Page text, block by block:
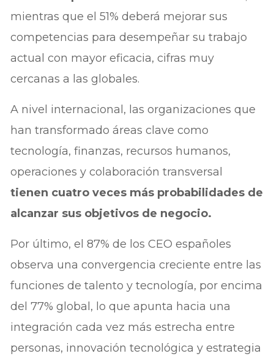
mientras que el 51% deberá mejorar sus
competencias para desempeñar su trabajo
actual con mayor eficacia, cifras muy
cercanas a las globales.
A nivel internacional, las organizaciones que
han transformado áreas clave como
tecnología, finanzas, recursos humanos,
operaciones y colaboración transversal
tienen cuatro veces más probabilidades de
alcanzar sus objetivos de negocio.
Por último, el 87% de los CEO españoles
observa una convergencia creciente entre las
funciones de talento y tecnología, por encima
del 77% global, lo que apunta hacia una
integración cada vez más estrecha entre
personas, innovación tecnológica y estrategia